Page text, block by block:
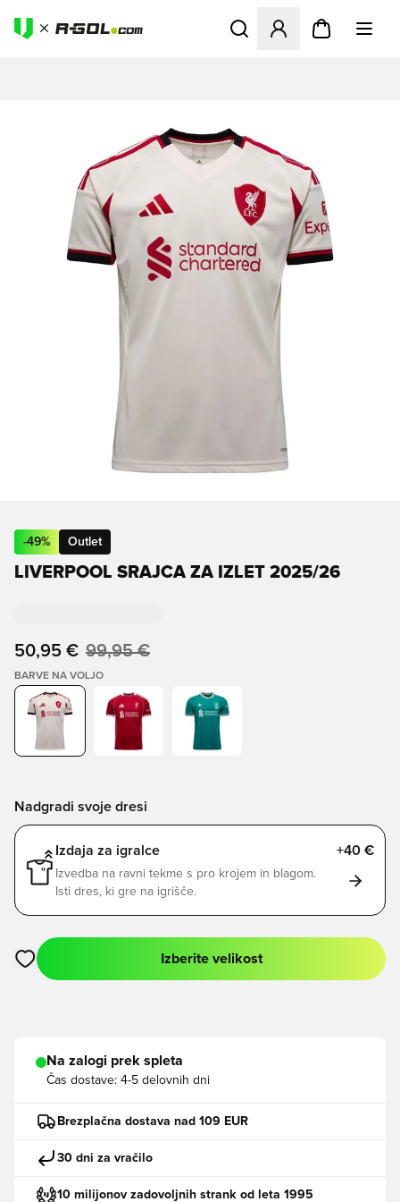
Odpre Modal za prijavo ali
-49% Outlet
LIVERPOOL SRAJCA ZA IZLET 2025/26
50,95 € 99,95 €
BARVE NA VOLJO
Nadgradi svoje dresi
Izdaja za igralce +40 €
Izvedba na ravni tekme s pro krojem in blagom.
Isti dres, ki gre na igrišče.
Odpre Modal za prijavo ali vpis kot član
Izberite velikost
Na zalogi prek spleta
Čas dostave: 4-5 delovnih dni
Brezplačna dostava nad 109 EUR
30 dni za vračilo
10 milijonov zadovoljnih strank od leta 1995